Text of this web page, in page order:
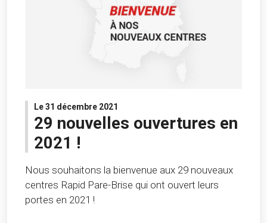
Le 31 décembre 2021
29 nouvelles ouvertures en
2021 !
Nous souhaitons la bienvenue aux 29 nouveaux
centres Rapid Pare-Brise qui ont ouvert leurs
portes en 2021 !